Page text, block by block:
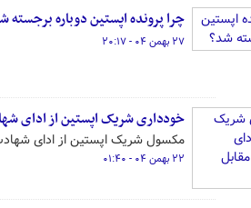
چرا پرونده اپستین دوباره برجسته
۲۷ بهمن ۰۴ - ۲۰:۱۷
خودداری شریک اپستین از ادای
مکسول شریک اپستین از ادای شهادت
۲۲ بهمن ۰۴ - ۰۱:۴۰